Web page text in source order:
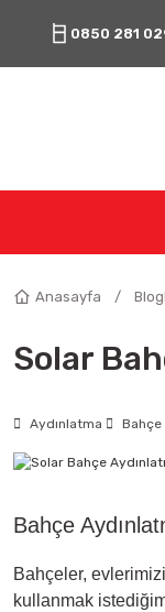
0850 281
Anasayfa
Solar
Aydınlatma Bahçe
Bahçe
Bahçeler,
kullanmak